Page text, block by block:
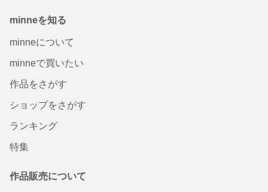
minneを知る
minneについて
minneで買いたい
作品をさがす
ショップをさがす
ランキング
特集
作品販売について